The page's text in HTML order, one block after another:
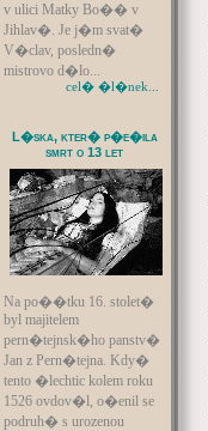
v ulici Matky Bo�� v
Jihlav�. Je j�m svat�
V�clav, posledn�
mistrovo d�lo...
cel� �l�nek...
L�ska, kter� p�e�ila
smrt o 13 let
Na po��tku 16. stolet�
byl majitelem
pern�tejnsk�ho panstv�
Jan z Pern�tejna. Kdy�
tento �lechtic kolem roku
1526 ovdov�l, o�enil se
podruh� s urozenou